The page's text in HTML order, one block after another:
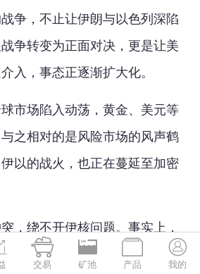
争，不止让伊朗与以色列深陷
争转变为正面对决，更是让美
入，事态正逐渐扩大化。
市场陷入动荡，黄金、美元等
之相对的是风险市场的风声鹤
以的战火，也正在蔓延至加密
，绕不开伊核问题。事实上，
中要更早，早在 1957 年，正

交易

矿池

产品

我的